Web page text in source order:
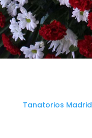
Tanatorios Madrid